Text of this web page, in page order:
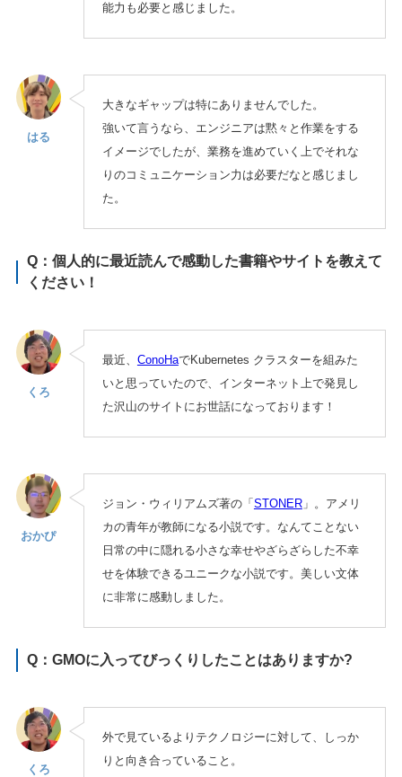
能力も必要と感じました。
はる
大きなギャップは特にありませんでした。
強いて言うなら、エンジニアは黙々と作業をする
イメージでしたが、業務を進めていく上でそれな
りのコミュニケーション力は必要だなと感じまし
た。
Q：個人的に最近読んで感動した書籍やサイトを教えて
ください！
くろ
最近、 ConoHaでKubernetes クラスターを組みた
いと思っていたので、インターネット上で発見し
た沢山のサイトにお世話になっております！
おかぴ
ジョン・ウィリアムズ著の「 STONER」。アメリ
カの青年が教師になる小説です。なんてことない
日常の中に隠れる小さな幸せやざらざらした不幸
せを体験できるユニークな小説です。美しい文体
に非常に感動しました。
Q：GMOに入ってびっくりしたことはありますか?
くろ
外で見ているよりテクノロジーに対して、しっか
りと向き合っていること。